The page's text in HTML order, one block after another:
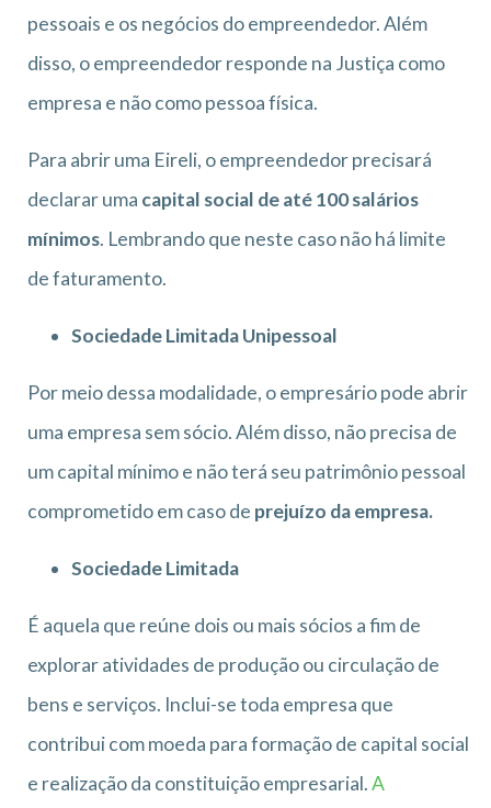
pessoais e os negócios do empreendedor. Além
disso, o empreendedor responde na Justiça como
empresa e não como pessoa física.
Para abrir uma Eireli, o empreendedor precisará
declarar uma capital social de até 100 salários
mínimos. Lembrando que neste caso não há limite
de faturamento.
Sociedade Limitada Unipessoal
Por meio dessa modalidade, o empresário pode abrir
uma empresa sem sócio. Além disso, não precisa de
um capital mínimo e não terá seu patrimônio pessoal
comprometido em caso de prejuízo da empresa.
Sociedade Limitada
É aquela que reúne dois ou mais sócios a fim de
explorar atividades de produção ou circulação de
bens e serviços. Inclui-se toda empresa que
contribui com moeda para formação de capital social
e realização da constituição empresarial.A